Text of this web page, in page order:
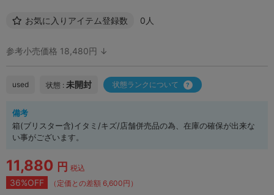
お気に入りアイテム登録数 0人
参考小売価格 18,480円 ↓
used 状態 : 未開封 状態ランクについて
備考
箱(ブリスター含)イタミ/キズ/店舗併売品の為、在庫の確保が出来な
い事がございます。
11,880 円 税込
36%OFF （定価との差額 6,600円）